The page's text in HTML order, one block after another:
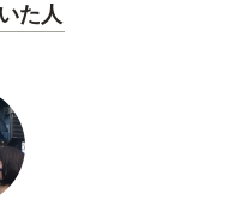
た人